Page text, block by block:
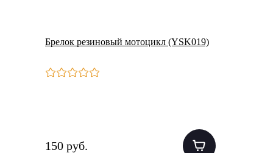
Брелок резиновый мотоцикл (YSK019)
150 руб.